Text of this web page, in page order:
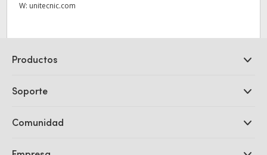
W: unitecnic.com
Productos
DaVinci Resolve y Fusion
Ultimatte
Captura y reproducción
Soporte
Centro de soporte técnico
Comunidad